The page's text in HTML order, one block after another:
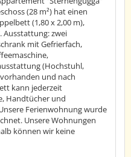
(28 m²) hat einen
(1,80 x 2,00 m),
Ausstattung: zwei
mit Gefrierfach,
(Hochstuhl,
und nach
kann jederzeit
Handtücher und
Ferienwohnung wurde
Unsere Wohnungen
können wir keine